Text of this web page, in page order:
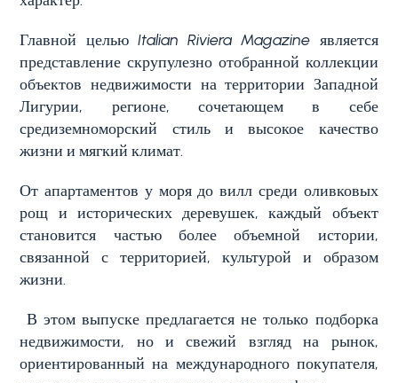
Главной целью Italian Riviera Magazine является
представление скрупулезно отобранной коллекции
объектов недвижимости на территории Западной
Лигурии, регионе, сочетающем в себе
средиземноморский стиль и высокое качество
жизни и мягкий климат.
От апартаментов у моря до вилл среди оливковых
рощ и исторических деревушек, каждый объект
становится частью более объемной истории,
связанной с территорией, культурой и образом
жизни.
В этом выпуске предлагается не только подборка
недвижимости, но и свежий взгляд на рынок,
ориентированный на международного покупателя,
Жилая
Земельный участок
Цена
(управляемой
свойст)